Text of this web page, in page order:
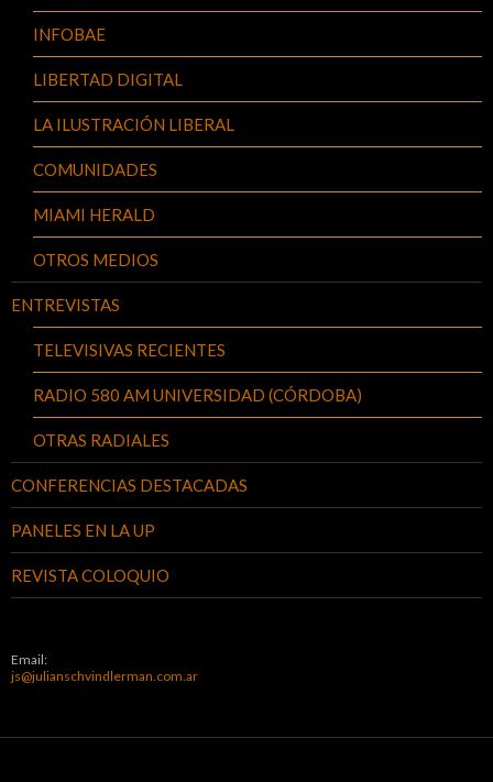
INFOBAE
LIBERTAD DIGITAL
LA ILUSTRACIÓN LIBERAL
COMUNIDADES
MIAMI HERALD
OTROS MEDIOS
ENTREVISTAS
TELEVISIVAS RECIENTES
RADIO 580 AM UNIVERSIDAD (CÓRDOBA)
OTRAS RADIALES
CONFERENCIAS DESTACADAS
PANELES EN LA UP
REVISTA COLOQUIO
Email:
js@julianschvindlerman.com.ar